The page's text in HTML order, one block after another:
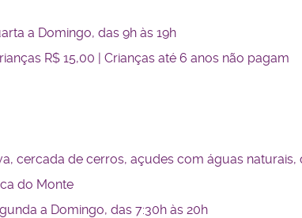
a Domingo, das 9h às 19h
R$ 15,00 | Crianças até 6 anos não pagam
cercada de cerros, açudes com águas
do Monte
a Domingo, das 7:30h às 20h